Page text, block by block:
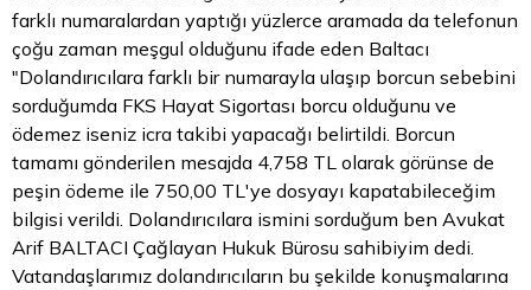
farklı numaralardan yaptığı yüzlerce aramada da telefonun
çoğu zaman meşgul olduğunu ifade eden Baltacı
"Dolandırıcılara farklı bir numarayla ulaşıp borcun sebebini
sorduğumda FKS Hayat Sigortası borcu olduğunu ve
ödemez iseniz icra takibi yapacağı belirtildi. Borcun
tamamı gönderilen mesajda 4,758 TL olarak görünse de
peşin ödeme ile 750,00 TL'ye dosyayı kapatabileceğim
bilgisi verildi. Dolandırıcılara ismini sorduğum ben Avukat
Arif BALTACI Çağlayan Hukuk Bürosu sahibiyim dedi.
Vatandaşlarımız dolandırıcıların bu şekilde konuşmalarına